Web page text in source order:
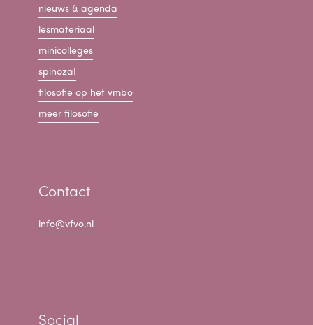
nieuws & agenda
lesmateriaal
minicolleges
spinoza!
filosofie op het vmbo
meer filosofie
Contact
info@vfvo.nl
Social